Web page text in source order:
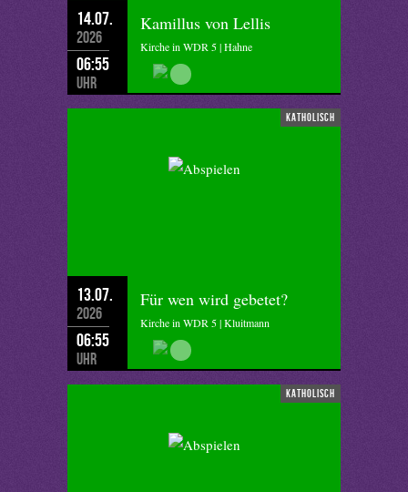
14.07.
2026
06:55
Uhr
Kamillus von Lellis
Kirche in WDR 5 | Hahne
katholisch
13.07.
2026
06:55
Uhr
Für wen wird gebetet?
Kirche in WDR 5 | Kluitmann
katholisch